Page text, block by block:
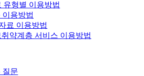
유형별 이용방법
이용방법
료 이용방법
취약계층 서비스 이용방법
질문